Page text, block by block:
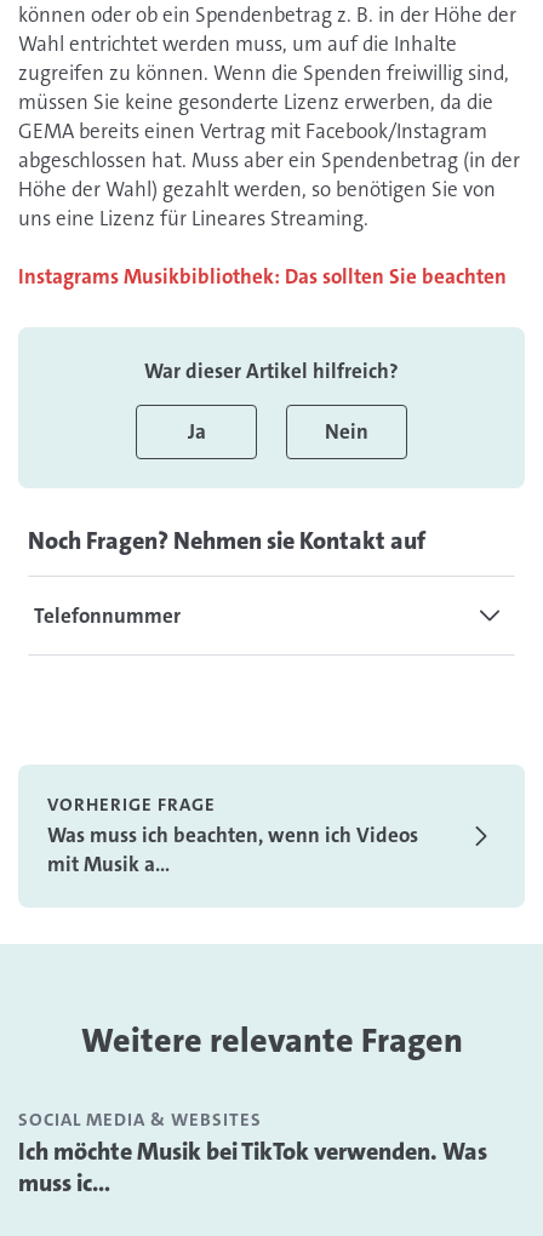
Noch Fragen? Nehmen sie Kontakt auf
Telefonnummer
können oder ob ein Spendenbetrag z. B. in der Höhe der
Wahl entrichtet werden muss, um auf die Inhalte
zugreifen zu können. Wenn die Spenden freiwillig sind,
müssen Sie keine gesonderte Lizenz erwerben, da die
GEMA bereits einen Vertrag mit Facebook/Instagram
abgeschlossen hat. Muss aber ein Spendenbetrag (in der
Höhe der Wahl) gezahlt werden, so benötigen Sie von
uns eine Lizenz für Lineares Streaming.
Instagrams Musikbibliothek: Das sollten Sie beachten
War dieser Artikel hilfreich?
Ja Nein
VORHERIGE FRAGE
Was muss ich beachten, wenn ich Videos
mit Musik a...
Weitere relevante Fragen
SOCIAL MEDIA & WEBSITES
Ich möchte Musik bei TikTok verwenden. Was
muss ic...